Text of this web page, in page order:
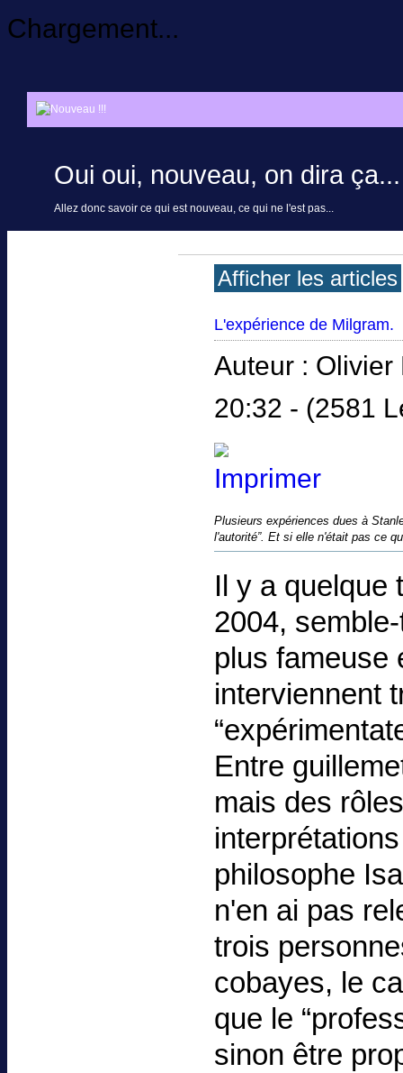
Chargement...
Oui oui, nouveau, on dira ça...
Allez donc savoir ce qui est nouveau, ce qui ne l'est pas...
Afficher les articles
L'expérience de Milgram.
Auteur :
20:32 - (2581
Plusieurs expériences dues à
l'autorité”. Et si elle n'était pas ce
Il y a quelque
2004,
plus fameuse
interviennent
Entre
mais des
philosophe
n'en ai pas
trois
cobayes, le
que le
sinon être